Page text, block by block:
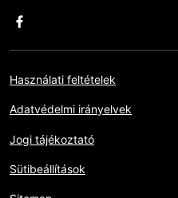
Használati feltételek
Adatvédelmi irányelvek
Jogi tájékoztató
Sütibeállítások